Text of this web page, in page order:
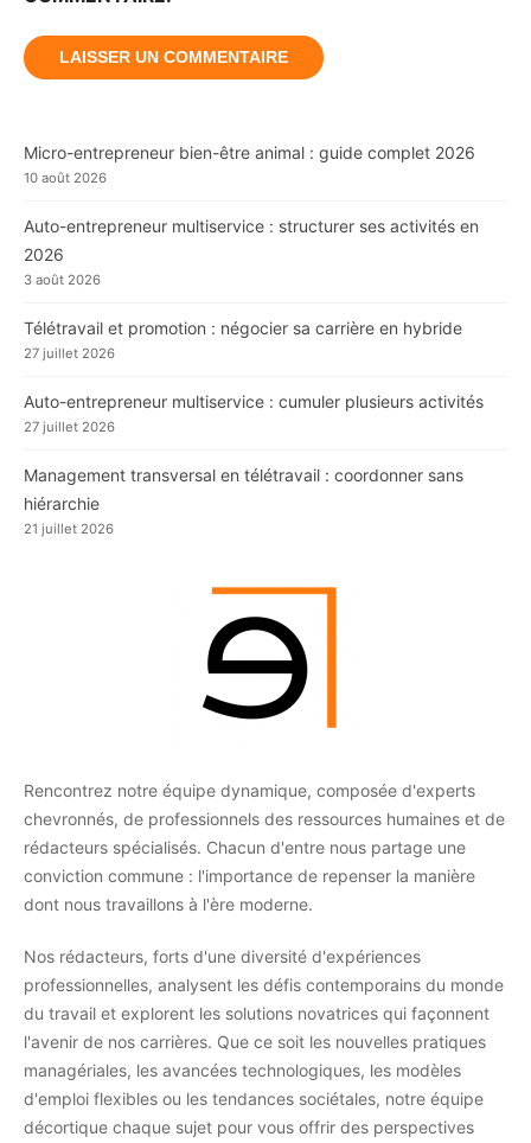
Micro-entrepreneur bien-être animal : guide complet 2026
10 août 2026
Auto-entrepreneur multiservice : structurer ses activités en
2026
3 août 2026
Télétravail et promotion : négocier sa carrière en hybride
27 juillet 2026
Auto-entrepreneur multiservice : cumuler plusieurs activités
27 juillet 2026
Management transversal en télétravail : coordonner sans
hiérarchie
21 juillet 2026
Rencontrez notre équipe dynamique, composée d'experts
chevronnés, de professionnels des ressources humaines et de
rédacteurs spécialisés. Chacun d'entre nous partage une
conviction commune : l'importance de repenser la manière
dont nous travaillons à l'ère moderne.
Nos rédacteurs, forts d'une diversité d'expériences
professionnelles, analysent les défis contemporains du monde
du travail et explorent les solutions novatrices qui façonnent
l'avenir de nos carrières. Que ce soit les nouvelles pratiques
managériales, les avancées technologiques, les modèles
d'emploi flexibles ou les tendances sociétales, notre équipe
décortique chaque sujet pour vous offrir des perspectives